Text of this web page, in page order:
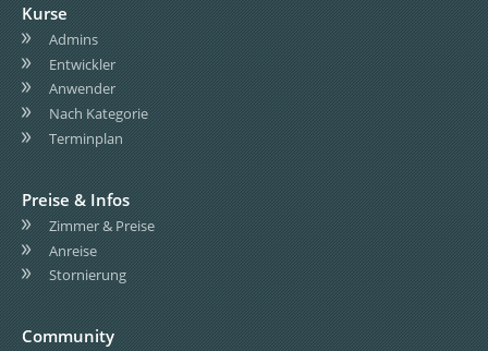
Kurse
Admins
Entwickler
Anwender
Nach Kategorie
Terminplan
Preise & Infos
Zimmer & Preise
Anreise
Stornierung
Community